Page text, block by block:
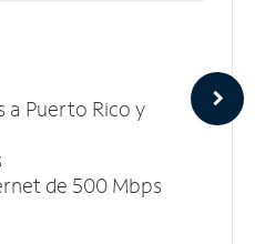
a Puerto Rico y
de 500 Mbps